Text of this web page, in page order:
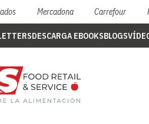
Mercadona Carrefour
DESCARGA EBOOKSBLOGS